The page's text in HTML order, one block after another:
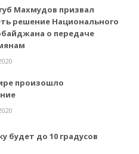
Махмудов призвал
решение Национального
о передаче
произошло
будет до 10 градусов